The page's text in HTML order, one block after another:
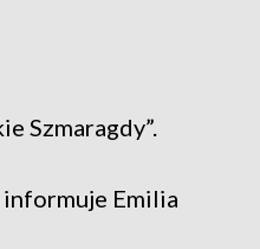
Szmaragdy”.
informuje Emilia